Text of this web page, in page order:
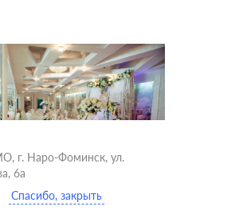
г. Наро-Фоминск, ул.
6а
Спасибо, закрыть